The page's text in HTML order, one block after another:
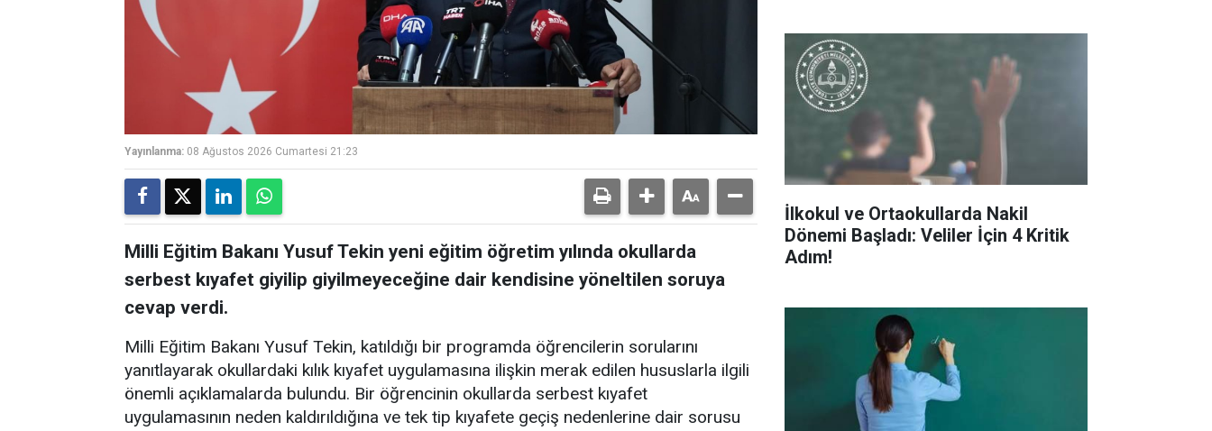
Yayınlanma: 08 Ağustos 2026 Cumartesi 21:23
Milli Eğitim Bakanı Yusuf Tekin yeni eğitim öğretim yılında okullarda
serbest kıyafet giyilip giyilmeyeceğine dair kendisine yöneltilen soruya
cevap verdi.
Milli Eğitim Bakanı Yusuf Tekin, katıldığı bir programda öğrencilerin sorularını
yanıtlayarak okullardaki kılık kıyafet uygulamasına ilişkin merak edilen hususlarla ilgili
önemli açıklamalarda bulundu. Bir öğrencinin okullarda serbest kıyafet
uygulamasının neden kaldırıldığına ve tek tip kıyafete geçiş nedenlerine dair sorusu
İlkokul ve Ortaokullarda Nakil
Dönemi Başladı: Veliler İçin 4 Kritik
Adım!